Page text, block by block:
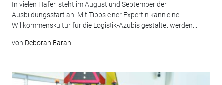
In vielen Häfen steht im August und September der
Ausbildungsstart an. Mit Tipps einer Expertin kann eine
Willkommenskultur für die Logistik-Azubis gestaltet werden...
von Deborah Baran